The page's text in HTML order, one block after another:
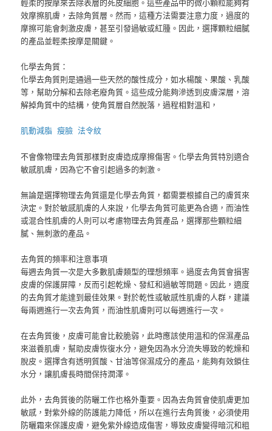
效摩擦肌膚，去除角質層。然而，這種方法需要注意力度，過度的
摩擦可能會刺激皮膚，甚至引發過敏或紅腫。因此，選擇顆粒細膩
的產品並輕柔按摩是關鍵。
化學去角質：
化學去角質則是通過一些天然的酸性成分，如水楊酸、果酸、乳酸
等，幫助分解和去除老廢角質。這些成分能夠滲透到皮膚深層，溶
解掉角質中的結構，使角質層自然脫落，過程相對溫和，
肌動減脂 瘦臉 法令紋
不會像物理去角質那樣對皮膚造成摩擦傷害。化學去角質特別適合
敏感肌膚，因為它不會引起過多的刺激。
無論是選擇物理去角質還是化學去角質，都需要根據自己的膚質來
決定。對於敏感肌膚的人來說，化學去角質可能更為合適，而油性
或混合性肌膚的人則可以考慮物理去角質產品，選擇那些顆粒細
膩、無刺激的產品。
去角質的頻率和注意事項
每週去角質一次是大多數肌膚類型的理想頻率。過度去角質會損害
皮膚的保護屏障，反而引起乾燥、發紅和過敏等問題。因此，適度
的去角質才能達到最佳效果。對於乾性或敏感性肌膚的人群，建議
每兩週進行一次去角質，而油性肌膚則可以每週進行一次。
在去角質後，皮膚可能會比較脆弱，此時應該使用溫和的保濕產品
來滋養肌膚，幫助皮膚恢復水分，避免因為水分流失導致的乾燥和
脫皮。選擇含有透明質酸、甘油等保濕成分的產品，能夠有效鎖住
水分，讓肌膚長時間保持潤澤。
此外，去角質後的防曬工作也格外重要。因為去角質會使肌膚更加
敏感，對紫外線的防護能力降低，所以在進行去角質後，必須使用
防曬霜來保護皮膚，避免紫外線造成傷害，導致皮膚變得暗沉和粗